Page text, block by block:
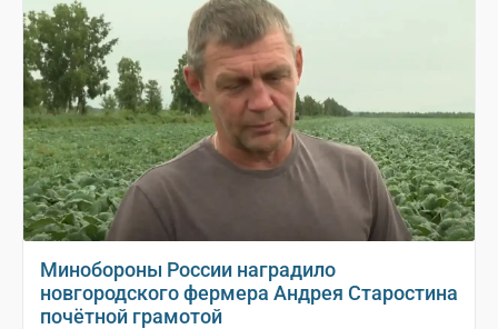
Минобороны России наградило
новгородского фермера Андрея Старостина
почётной грамотой